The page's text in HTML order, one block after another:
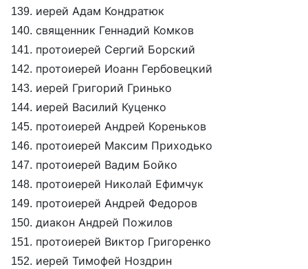
139. иерей Адам Кондратюк
140. священник Геннадий Комков
141. протоиерей Сергий Борский
142. протоиерей Иоанн Гербовецкий
143. иерей Григорий Гринько
144. иерей Василий Куценко
145. протоиерей Андрей Кореньков
146. протоиерей Максим Приходько
147. протоиерей Вадим Бойко
148. протоиерей Николай Ефимчук
149. протоиерей Андрей Федоров
150. диакон Андрей Пожилов
151. протоиерей Виктор Григоренко
152. иерей Тимофей Ноздрин